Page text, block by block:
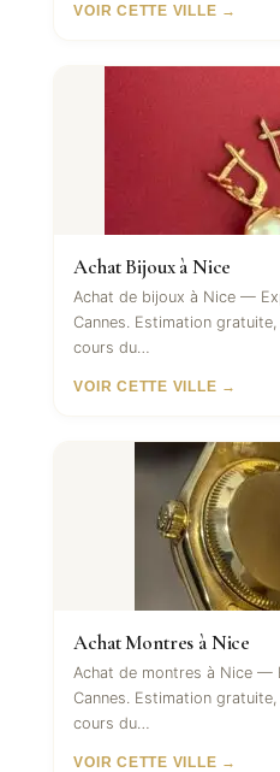
VOIR CETTE VILLE →
Achat Bijoux à Nice
Achat de bijoux à Nice —
Cannes. Estimation
cours du…
VOIR CETTE VILLE →
Achat Montres à Nice
Achat de montres à Nice —
Cannes. Estimation
cours du…
VOIR CETTE VILLE →